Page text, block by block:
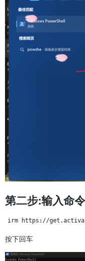
第二步:输入命令
irm https://
按下回车